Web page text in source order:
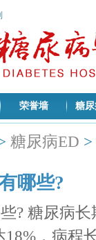
荣誉墙 糖
糖尿病ED >
哪些?
? 糖尿病
，病程